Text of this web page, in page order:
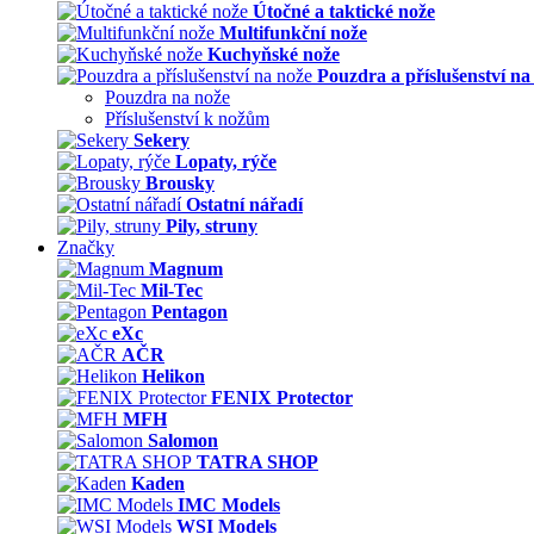
Útočné a taktické nože
Multifunkční nože
Kuchyňské nože
Pouzdra a příslušenství na
Pouzdra na nože
Příslušenství k nožům
Sekery
Lopaty, rýče
Brousky
Ostatní nářadí
Pily, struny
Značky
Magnum
Mil-Tec
Pentagon
eXc
AČR
Helikon
FENIX Protector
MFH
Salomon
TATRA SHOP
Kaden
IMC Models
WSI Models